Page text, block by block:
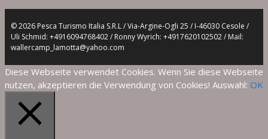
© 2026 Pesca Turismo Italia S.R.L / Via-Argine-Ogli 25 / I-46030 Cesole /
Uli Schmid: +4916094768402 / Ronny Wyrich: +4917620102502 / Mail:
wallercamp_lamotta@yahoo.com
Diese Webseite verwendet Cookies. Wenn Sie diese Webseite
nutzen, akzeptieren die Verwendung von Cookies! Auswahl: OK